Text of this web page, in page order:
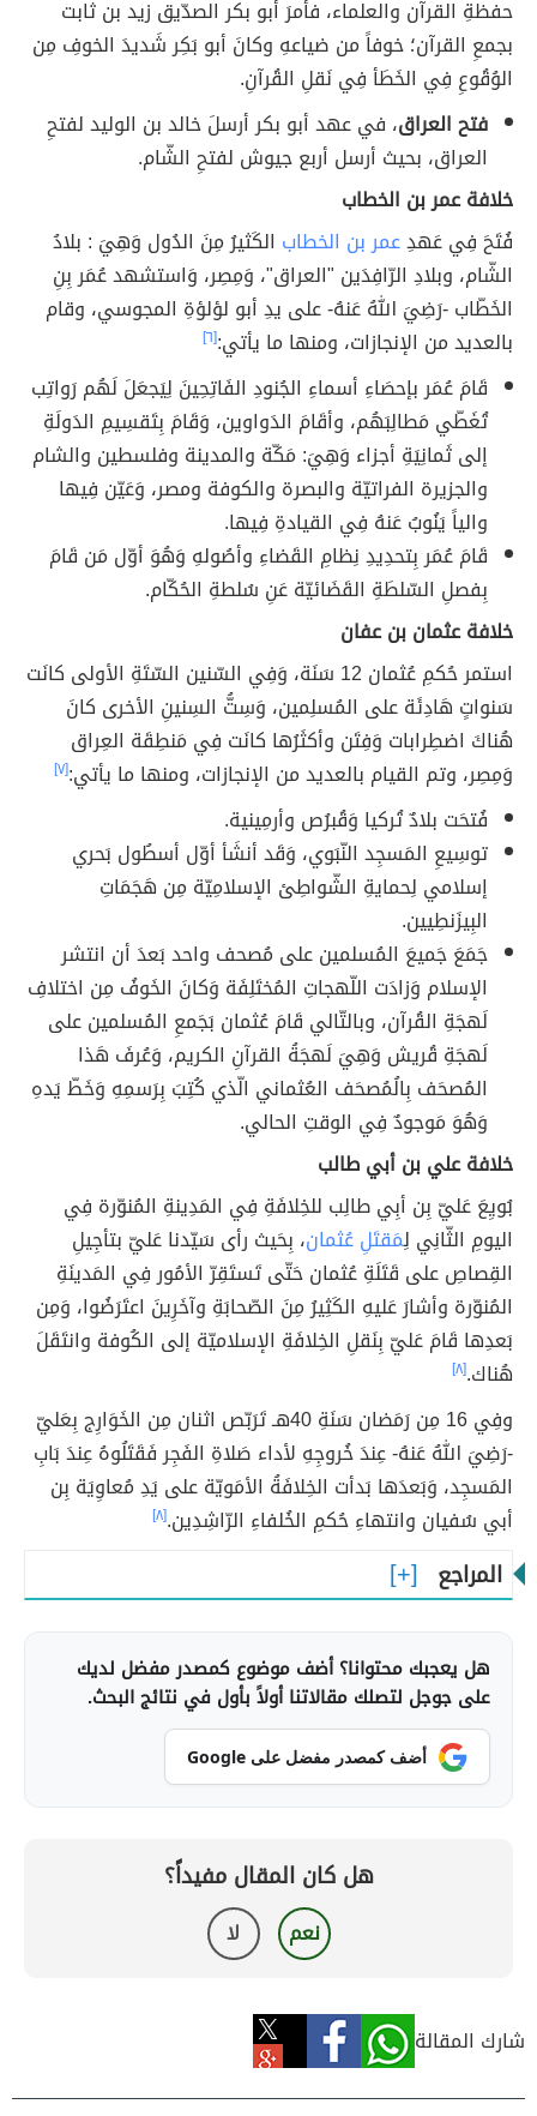
حفظةِ القرآن والعلماء، فأمرَ أبو بكر الصدّيق زيد بن ثابت
بجمعِ القرآن؛ خوفاً من ضياعهِ وكانَ أبو بَكِر شَديدَ الخوفِ مِن
الوُقُوعِ فِي الخَطَأ فِي نَقلِ القُرآنِ.
فتح العراق، في عهد أبو بكر أرسلَ خالد بن الوليد لفتحِ
العراق، بحيث أرسل أربع جيوش لفتحِ الشّام.
خلافة عمر بن الخطاب
فُتَحَ فِي عَهدِعمر بن الخطاب الكَثيرُ مِنَ الدُول وَهِيَ : بلادُ
الشّام، وبلادِ الرّافِدَين "العراق"، وَمِصِر، وَاستشهد عُمَر بِنِ
الخَطّاب -رَضِيَ اللهُ عَنهُ- على يدِ أبو لؤلؤةِ المجوسي، وقام
بالعديد من الإنجازات، ومنها ما يأتي:[٦]
قَامَ عُمَر بإحصَاءِ أسماءِ الجُنودِ الفَاتِحِينَ لِيَجعَلَ لَهُم رَواتِب
تُغَطّي مَطالِبَهُم، وأقَامَ الدَواوين، وَقَامَ بِتَقسِيمِ الدَولَةِ
إلى ثَمانِيَةِ أجزاء وَهِيَ: مَكّة والمدينة وفلسطين والشام
والجزيرة الفراتيّة والبصرة والكوفة ومصر، وَعَيّن فِيها
والياً يَنُوبُ عَنهُ فِي القيادةِ فِيها.
قَامَ عُمَر بِتحدِيدِ نِظامِ القَضاءِ وأصُولهِ وَهُوَ أوّل مَن قَامَ
بِفصلِ السّلطَةِ القَضَائيّة عَنِ سُلطةِ الحُكّام.
خلافة عثمان بن عفان
استمر حُكمِ عُثمان 12 سَنَة، وَفِي السّنين السّتَةِ الأولى كانَت
سَنواتٍ هَادِئَة على المُسلِمين، وَسِتُّ السِنينِ الأخرى كانَ
هُناكَ اضطِرابات وَفِتَن وأكثَرُها كانَت فِي مَنطِقَة العِراق
وَمِصِر، وتم القيام بالعديد من الإنجازات، ومنها ما يأتي:[٧]
فُتحَت بلادٌ تُركيا وَقُبرُص وأرمِينية.
توسِيعِ المَسجِد النّبَوي، وَقَد أنشَأ أوّل أسطُول بَحري
إسلامي لِحمايةِ الشّواطِئ الإسلامِيّة مِن هَجَمَاتِ
البِيزَنطِيين.
جَمَعَ جَميعَ المُسلمين على مُصحف واحد بَعدَ أن انتشر
الإسلام وَزادَت اللّهجاتِ المُختَلِفَة وَكانَ الخَوفُ مِن اختلافِ
لَهجَةِ القُرآن، وبالتّالي قَامَ عُثمان بَجَمعِ المُسلمين على
لَهجَةِ قُريش وَهِيَ لَهجَةُ القرآنِ الكريم، وَعُرفَ هَذا
المُصحَف بِالُمُصحَف العُثماني الّذي كُتِبَ بِرَسمِهِ وَخَطّ يَدهِ
وَهُوَ مَوجودٌ فِي الوقتِ الحالي.
خلافة علي بن أبي طالب
بُويِعَ عَليّ بِن أبِي طالِب للخِلافَةِ فِي المَدِينةِ المُنوّرة فِي
اليومِ الثّانِي لِمَقتَلِ عُثمان، بِحَيث رأى سَيّدنا عَليّ بتأجِيلِ
القِصاصِ على قَتَلَةِ عُثمان حَتّى تَستَقِرّ الأمُور فِي المَدينَةِ
المُنوّرة وأشارَ عَليهِ الكَثِيرُ مِنَ الصّحابَةِ وآخَرِينَ اعتَرَضُوا، وَمِن
بَعدِها قَامَ عَليّ بِنَقلِ الخِلافَةِ الإسلاميّة إلى الكُوفة وانتَقَلَ
هُناك.[٨]
وفِي 16 مِن رَمَضان سَنَةِ 40هـ تَرَبّص اثنان مِن الخَوَارِج بِعَليّ
-رَضِيَ اللهُ عَنهُ- عِندَ خُروجِهِ لأداء صَلاةِ الفَجِر فَقَتَلُوهُ عِندَ بَابِ
المَسجِد، وَبَعدَها بَدأت الخِلافَةُ الأمَويّة على يَدِ مُعاوِيَة بِن
أبي سُفيان وانتهاءِ حُكمِ الخُلفاءِ الرّاشِدِين.[٨]
المراجع
هل يعجبك محتوانا؟ أضف موضوع كمصدر مفضل لديك
على جوجل لتصلك مقالاتنا أولاً بأول في نتائج البحث.
أضف كمصدر مفضل على Google
هل كان المقال مفيداً؟
نعم لا
شارك المقالة